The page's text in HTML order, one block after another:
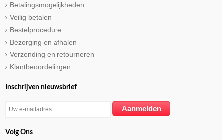
Betalingsmogelijkheden
Veilig betalen
Bestelprocedure
Bezorging en afhalen
Verzending en retourneren
Klantbeoordelingen
Inschrijven nieuwsbrief
Volg Ons